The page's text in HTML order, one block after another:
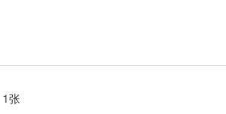
1张